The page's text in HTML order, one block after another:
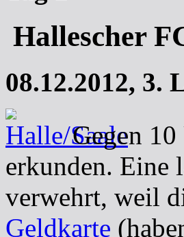
Hallescher
08.12.2012, 3.
Gegen
erkunden. Eine
verwehrt, weil
Geldkarte